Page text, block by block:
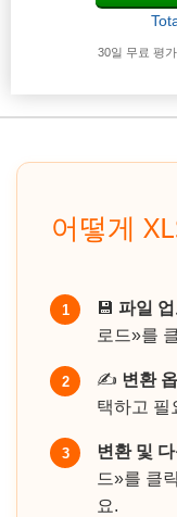
30일 무료 평
어떻게
1 💾 파일
로드»를
2 ✍️ 변환
택하고 필
3 변환 및
드»를 클
요.